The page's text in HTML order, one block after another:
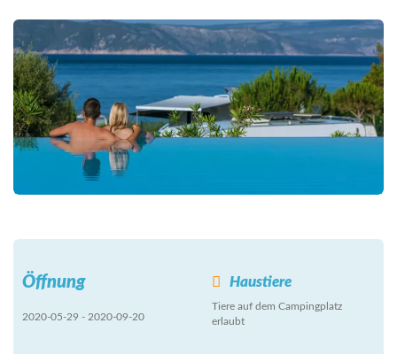
Öffnung
2020-05-29 - 2020-09-20
Haustiere
Tiere auf dem Campingplatz
erlaubt